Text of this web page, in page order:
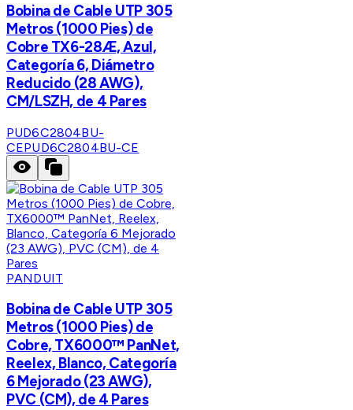
Bobina de Cable UTP 305
Metros (1000 Pies) de
Cobre TX6-28Æ, Azul,
Categoría 6, Diámetro
Reducido (28 AWG),
CM/LSZH, de 4 Pares
PUD6C2804BU-
CEPUD6C2804BU-CE
PANDUIT
Bobina de Cable UTP 305
Metros (1000 Pies) de
Cobre, TX6000™ PanNet,
Reelex, Blanco, Categoría
6 Mejorado (23 AWG),
PVC (CM), de 4 Pares